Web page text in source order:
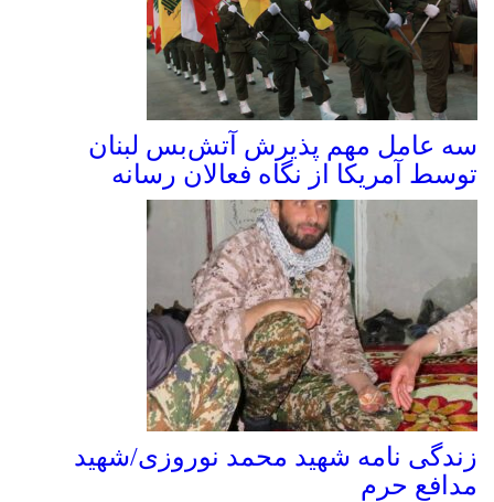
سه عامل مهم پذیرش آتش‌بس لبنان
توسط آمریکا از نگاه فعالان رسانه
زندگی نامه شهید محمد نوروزی/شهید
مدافع حرم